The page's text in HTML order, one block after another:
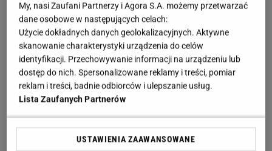
My, nasi Zaufani Partnerzy i Agora S.A. możemy przetwarzać
dane osobowe w następujących celach:
Użycie dokładnych danych geolokalizacyjnych. Aktywne
skanowanie charakterystyki urządzenia do celów
identyfikacji. Przechowywanie informacji na urządzeniu lub
dostęp do nich. Spersonalizowane reklamy i treści, pomiar
reklam i treści, badnie odbiorców i ulepszanie usług.
Lista Zaufanych Partnerów
USTAWIENIA ZAAWANSOWANE